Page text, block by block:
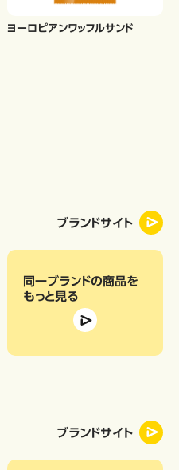
ヨーロピアンワッフルサンド
ブランドサイト
同一ブランドの商品を
もっと見る
ブランドサイト